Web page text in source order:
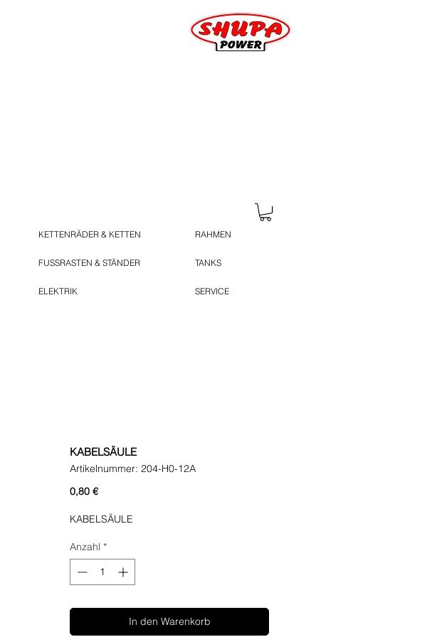
KETTENRÄDER & KETTEN
FUSSRASTEN & STÄNDER
ELEKTRIK
RAHMEN
TANKS
SERVICE
KABELSÄULE
Artikelnummer: 204-H0-12A
0,80 €Preis
KABELSÄULE
Anzahl *
In den Warenkorb